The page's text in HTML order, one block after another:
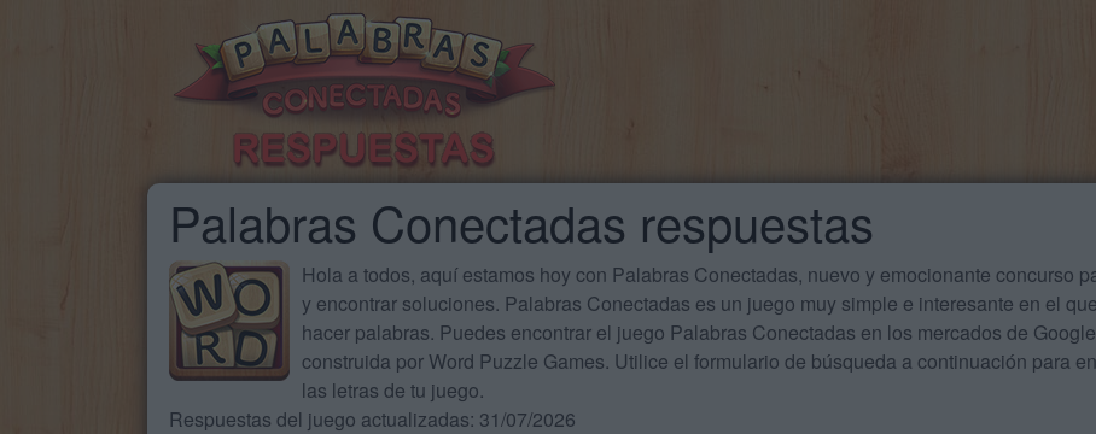
Palabras Conectadas respuestas
Hola a todos, aquí estamos hoy con Palabras Conectadas, nuevo y emocionante concurso
y encontrar soluciones. Palabras Conectadas es un juego muy simple e interesante en el
hacer palabras. Puedes encontrar el juego Palabras Conectadas en los mercados de
construida por Word Puzzle Games. Utilice el formulario de búsqueda a continuación para
las letras de tu juego.
Respuestas del juego actualizadas: 31/07/2026